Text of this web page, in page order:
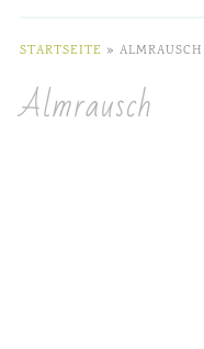
STARTSEITE » ALMRAUSCH
Almrausch